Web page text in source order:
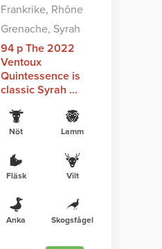
Frankrike, Rhône
Grenache, Syrah
94 p The 2022
Ventoux
Quintessence is
classic Syrah ...
Nöt Lamm
Fläsk Vilt
Anka Skogsfågel